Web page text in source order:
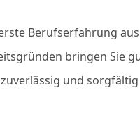
Berufserfahrung
bringen Sie
und sorgfältig